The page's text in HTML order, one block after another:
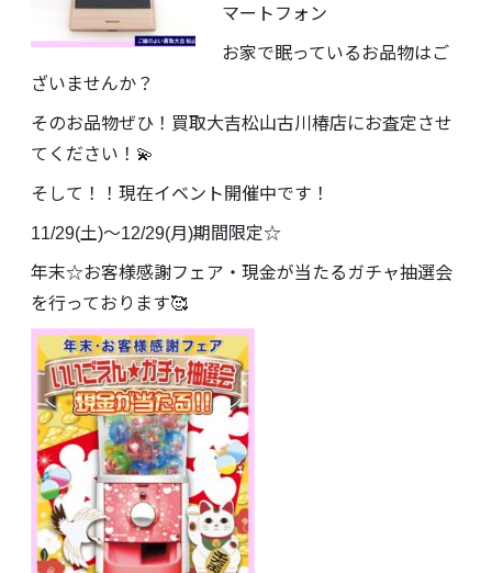
マートフォン
お家で眠っているお品物はご
ざいませんか？
そのお品物ぜひ！買取大吉松山古川椿店にお査定させ
てください！💫
そして！！現在イベント開催中です！
11/29(土)～12/29(月)期間限定☆
年末☆お客様感謝フェア・現金が当たるガチャ抽選会
を行っております🥰